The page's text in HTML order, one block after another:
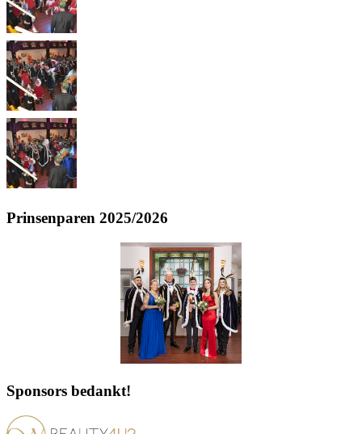
Prinsenparen 2025/2026
Sponsors bedankt!